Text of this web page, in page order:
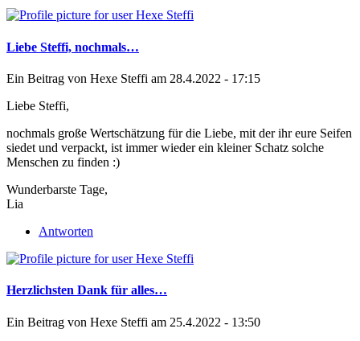
Liebe Steffi, nochmals…
Ein Beitrag von Hexe Steffi am 28.4.2022 - 17:15
Liebe Steffi,
nochmals große Wertschätzung für die Liebe, mit der ihr eure Seifen
siedet und verpackt, ist immer wieder ein kleiner Schatz solche
Menschen zu finden :)
Wunderbarste Tage,
Lia
Antworten
Herzlichsten Dank für alles…
Ein Beitrag von Hexe Steffi am 25.4.2022 - 13:50